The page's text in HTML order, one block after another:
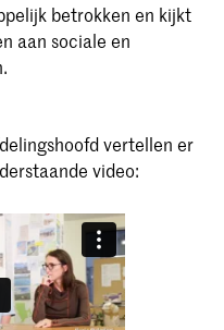
betrokken en kijkt
aan sociale en
vertellen er
video: